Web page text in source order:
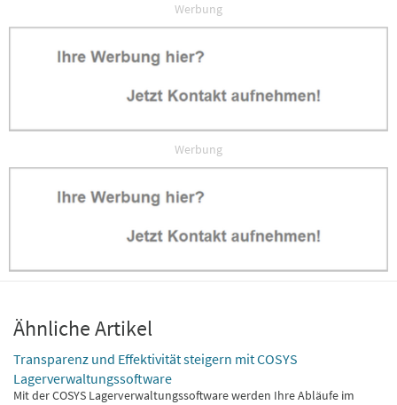
Werbung
Werbung
Ähnliche Artikel
Transparenz und Effektivität steigern mit COSYS
Lagerverwaltungssoftware
Mit der COSYS Lagerverwaltungssoftware werden Ihre Abläufe im